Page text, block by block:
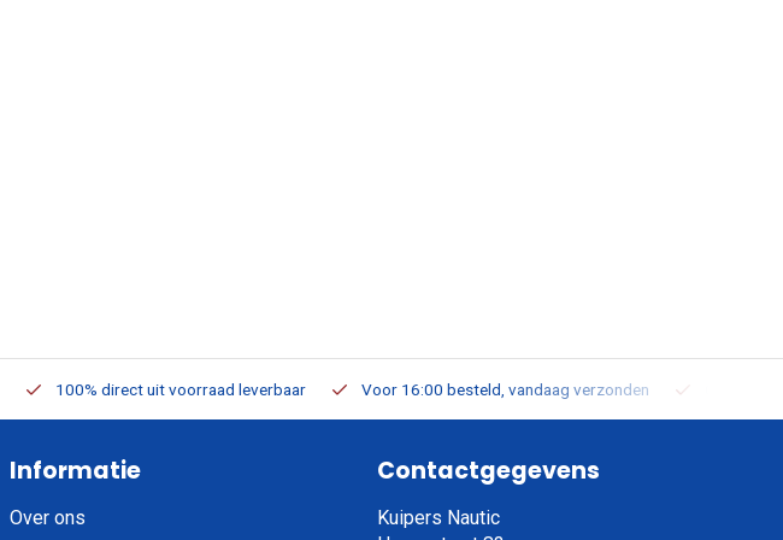
100% direct uit voorraad leverbaar Voor 16:00 besteld, vandaag verzonden
Informatie
Over ons
Contactgegevens
Kuipers Nautic